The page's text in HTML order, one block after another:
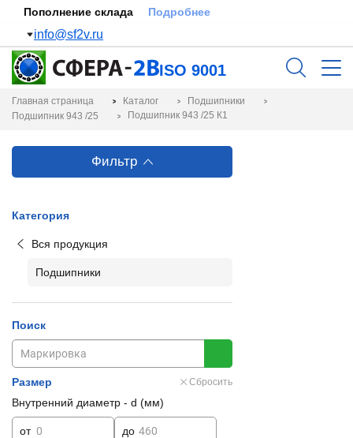
Пополнение склада Подробнее
info@sf2v.ru
ISO 9001
Главная страница Каталог
Подшипники
Подшипник 943 /25
Подшипник 943 /25 К1
Фильтр
Категория
Вся продукция
Подшипники
Поиск
Размер Сбросить
Внутренний диаметр - d (мм)
от до